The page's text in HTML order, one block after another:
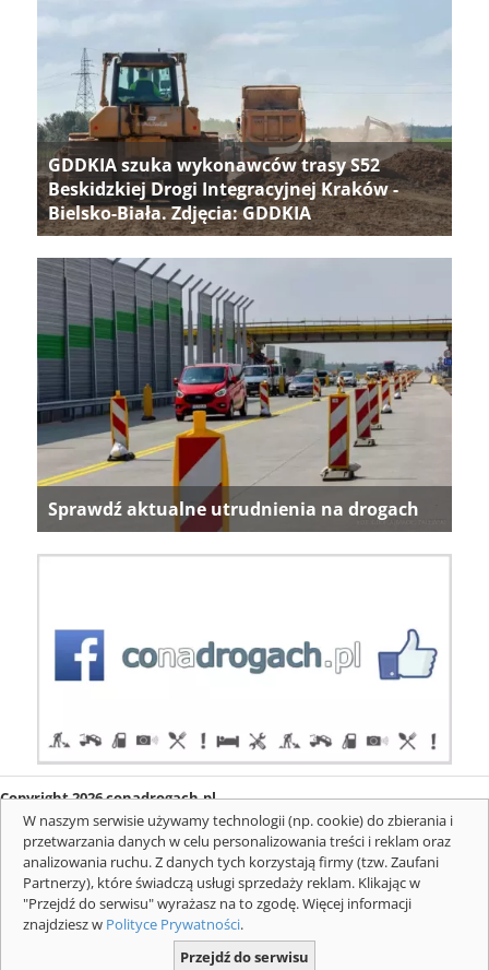
GDDKIA szuka wykonawców trasy S52
Beskidzkiej Drogi Integracyjnej Kraków -
Bielsko-Biała. Zdjęcia: GDDKIA
Sprawdź aktualne utrudnienia na drogach
Copyright 2026 conadrogach.pl
O firmie
Redakcja Regulamin
Informacje o cookies
Mapa serwisu
Komunikaty
W naszym serwisie używamy technologii (np. cookie) do zbierania i
przetwarzania danych w celu personalizowania treści i reklam oraz
analizowania ruchu. Z danych tych korzystają firmy (tzw. Zaufani
Partnerzy), które świadczą usługi sprzedaży reklam. Klikając w
"Przejdź do serwisu" wyrażasz na to zgodę. Więcej informacji
znajdziesz w Polityce Prywatności.
Przejdź do serwisu